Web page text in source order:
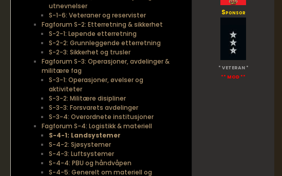
Sponsor
* VETERAN *
** MOD **
utnevnelser
S-1-6: Veteraner og reservister
Fagforum S-2: Etterretning & sikkerhet
S-2-1: Løpende etterretning
S-2-2: Grunnleggende etterretning
S-2-3: Sikkerhet og trusler
Fagforum S-3: Operasjoner, avdelinger &
militære fag
S-3-1: Operasjoner, øvelser og
aktiviteter
S-3-2: Militære disipliner
S-3-3: Forsvarets avdelinger
S-3-4: Overordnete institusjoner
Fagforum S-4: Logistikk & materiell
S-4-1: Landsystemer
S-4-2: Sjøsystemer
S-4-3: Luftsystemer
S-4-4: PBU og håndvåpen
S-4-5: Generelt om materiell og